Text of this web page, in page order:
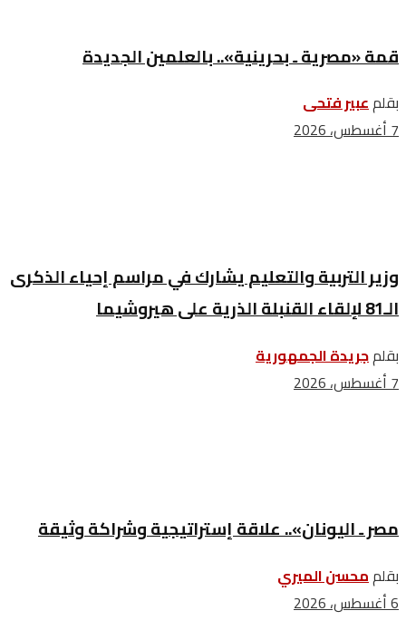
قمة «مصرية ـ بحرينية».. بالعلمين الجديدة
بقلمعبير فتحى
7 أغسطس، 2026
وزير التربية والتعليم يشارك في مراسم إحياء الذكرى
الـ81 لإلقاء القنبلة الذرية على هيروشيما
بقلمجريدة الجمهورية
7 أغسطس، 2026
مصر ـ اليونان».. علاقة إستراتيجية وشراكة وثيقة
بقلممحسن الميري
6 أغسطس، 2026